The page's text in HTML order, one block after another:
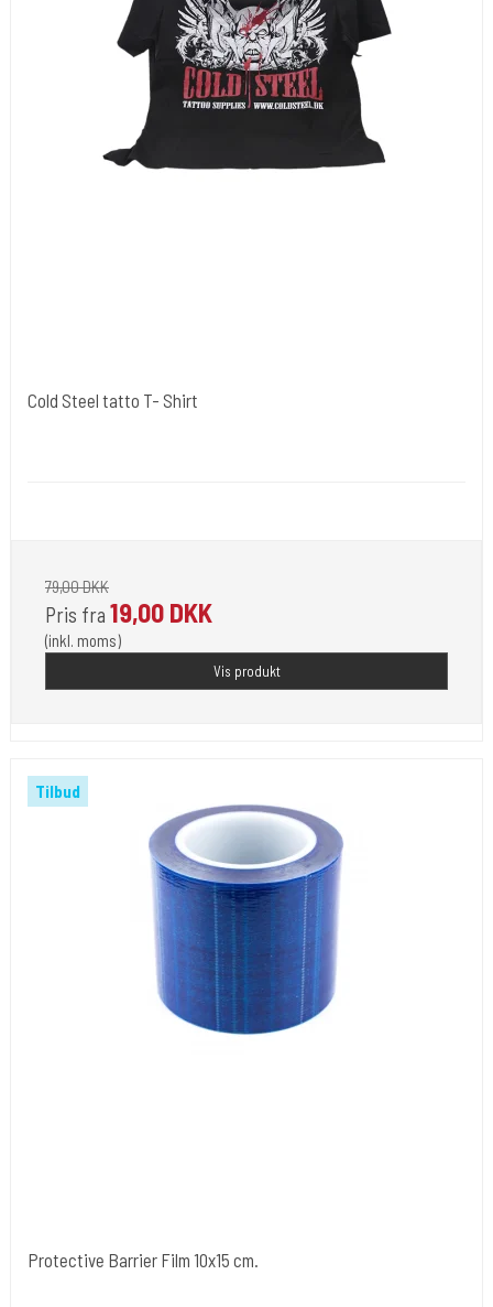
Cold Steel tatto T- Shirt
79,00 DKK
Pris fra 19,00 DKK
(inkl. moms)
Vis produkt
Tilbud
Protective Barrier Film 10x15 cm.